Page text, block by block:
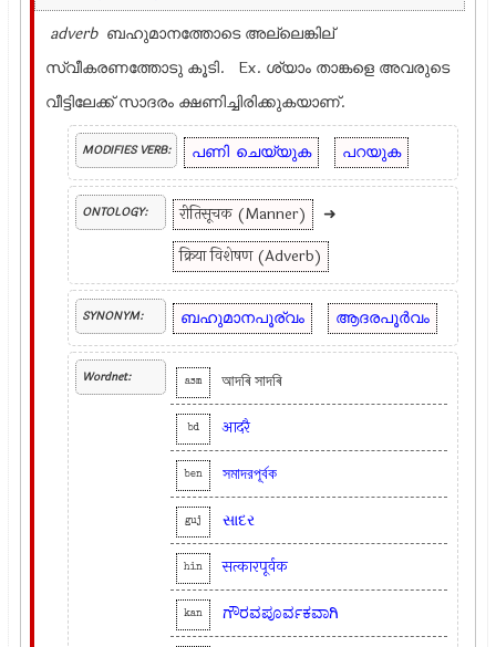
adverb ബഹുമാനത്തോടെ അല്ലെങ്കില്
സ്വീകരണത്തോടു കൂടി. Ex. ശ്യാം താങ്കളെ അവരുടെ
വീട്ടിലേക്ക് സാദരം ക്ഷണിച്ചിരിക്കുകയാണ്.
MODIFIES VERB: പണി ചെയ്യുക പറയുക
ONTOLOGY: रीतिसूचक (Manner)
➜
क्रिया विशेषण (Adverb)
SYNONYM: ബഹുമാനപൂര്വം ആദരപൂർവം
Wordnet: asm আদৰি সাদৰি
bd आदरै
ben সমাদরপূর্বক
guj સાદર
hin सत्कारपूर्वक
kan ಗೌರವಪೂರ್ವಕವಾಗಿ